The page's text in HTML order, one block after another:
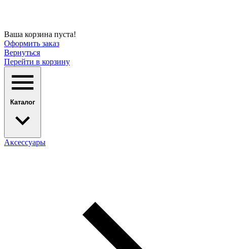
Ваша корзина пуста!
Оформить заказ
Вернуться
Перейти в корзину
Каталог
Аксессуары